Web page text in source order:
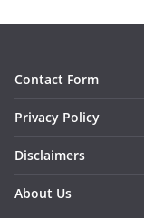
Contact Form
Privacy Policy
Disclaimers
About Us